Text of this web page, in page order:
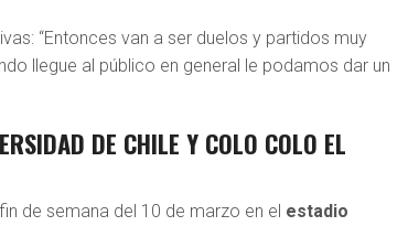
“Entonces van a ser duelos y partidos muy
llegue al público en general le podamos dar un
DE CHILE Y COLO COLO EL
de semana del 10 de marzo en el estadio